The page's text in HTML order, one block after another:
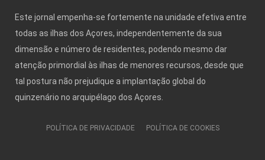
Este jornal empenha-se fortemente na unidade efetiva entre
todas as ilhas dos Açores, independentemente da sua
dimensão e número de residentes, podendo mesmo dar
atenção primordial às ilhas de menores recursos, desde que
tal postura não prejudique a implantação global do
quinzenário no arquipélago dos Açores.
POLÍTICA DE PRIVACIDADE POLÍTICA DE COOKIES